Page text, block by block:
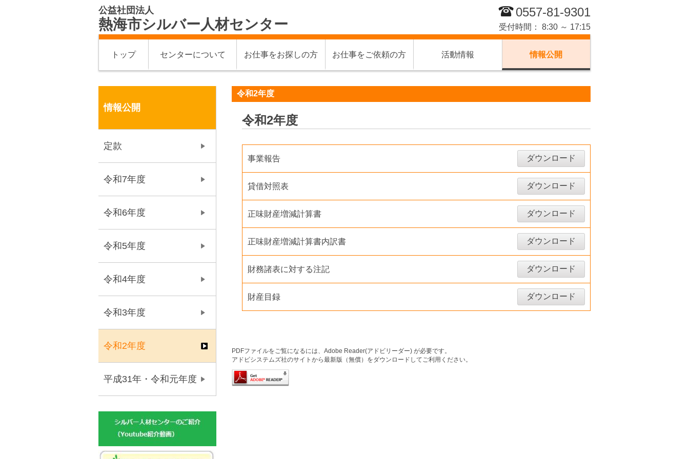
公益社団法人
熱海市シルバー人材センター
0557-81-9301
受付時間： 8:30 ～ 17:15
トップ センターについて お仕事をお探しの方 お仕事をご依頼の方 活動情報 情報公開
令和2年度
令和2年度
事業報告 ダウンロード
貸借対照表 ダウンロード
正味財産増減計算書 ダウンロード
正味財産増減計算書内訳書 ダウンロード
財務諸表に対する注記 ダウンロード
財産目録 ダウンロード
PDFファイルをご覧になるには、Adobe Reader(アドビリーダー) が必要です。
アドビシステムズ社のサイトから最新版（無償）をダウンロードしてご利用ください。
情報公開
定款
令和7年度
令和6年度
令和5年度
令和4年度
令和3年度
令和2年度
平成31年・令和元年度